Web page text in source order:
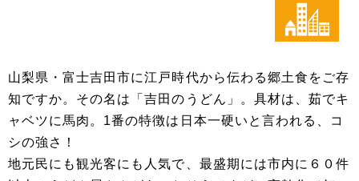
山梨県・富士吉田市に江戸時代から伝わる郷土食をご存
知ですか。その名は「吉田のうどん」。具材は、茹でキ
ャベツに馬肉。1番の特徴は日本一硬いと言われる、コ
シの強さ！
地元民にも観光客にも人気で、最盛期には市内に６０件